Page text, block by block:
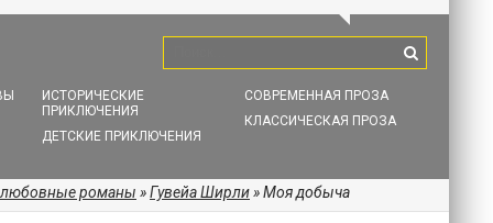
ИСТОРИЧЕСКИЕ
ПРИКЛЮЧЕНИЯ
ДЕТСКИЕ ПРИКЛЮЧЕНИЯ
СОВРЕМЕННАЯ ПРОЗА
КЛАССИЧЕСКАЯ ПРОЗА
романы »Гувейа Ширли» Моя добыча